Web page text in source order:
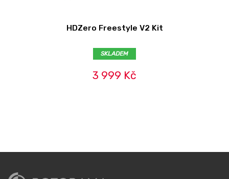
HDZero Freestyle V2 Kit
SKLADEM
3 999 Kč